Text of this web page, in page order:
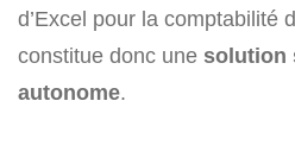
d’Excel pour la comptabilité
constitue donc une solution
autonome.